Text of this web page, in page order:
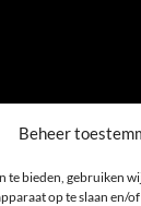
Beheer
te bieden, gebruiken
op te slaan en/
353